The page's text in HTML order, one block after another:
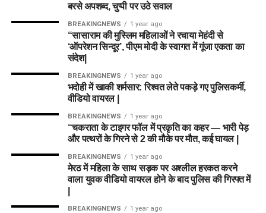
सबसे बेस्ट विकल्प हैं।
प्रश्न 3: क्या केनिंगटन ओवल की पिच स्पिनरों
के लिए अच्छी है?
हां, मैच के दूसरे हाफ में स्पिनरों को टर्न मिलता है, हालांकि तेज
गेंदबाजों को नई गेंद से शुरुआती ओवरों में मदद मिलती है।
निष्कर्ष (Conclusion)
MI London Women और Trent Rockets Women दोनों ही स्टार
खिलाड़ियों से सजी टीमें हैं। जहां MI London को घरेलू परिस्थितियों का
पर भरोसा करेगी। फैंटेसीक्रिकेट में सफलता के लिए हमारे द्वारा बताए गए
Joe Clarke
ओपनिंग बल्लेबाज होने के कारण बड़ी पारी खेलने की क्षमता रखते हैं।
उपकप्तान (Vice Captain)
Ryan Rickelton
Usman Tariq
Top Fantasy Picks
खिलाड़ी भूमिका
बरसे अपशब्द, चुप्पी पर उठे सवाल
BREAKINGNEWS 1 year ago
“सासाराम की मुस्लिम महिलाओं ने रचाया मेहंदी से
‘ऑपरेशन सिन्दूर’, पीएम मोदी के स्वागत में गूंजा एकता का
संदेश|
BREAKINGNEWS 1 year ago
भदोही में खाकी शर्मसार: रिश्वत लेते पकड़े गए पुलिसकर्मी,
वीडियो वायरल |
BREAKINGNEWS 1 year ago
“चकराता के टाइगर फॉल में प्रकृति का कहर — भारी पेड़
और पत्थरों के गिरने से 2 की मौके पर मौत, कई घायल |
BREAKINGNEWS 1 year ago
मेरठ में महिला के साथ सड़क पर अश्लील हरकत करने
वाला युवक वीडियो वायरल होने के बाद पुलिस की गिरफ्त में
BREAKINGNEWS 1 year ago